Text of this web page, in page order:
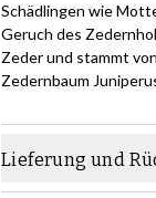
Schädlingen wie
Geruch des
Zeder und stammt
Zedernbaum
Lieferung und